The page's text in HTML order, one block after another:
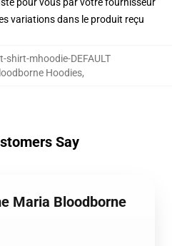
variations dans le produit reçu
shirt-mhoodie-DEFAULT
Hoodies,
Say
Maria Bloodborne